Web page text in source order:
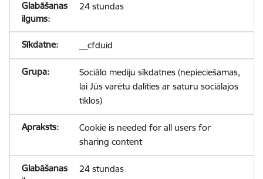
24 stundas
__cfduid
Sociālo mediju sīkdatnes (nepieciešamas,
lai Jūs varētu dalīties ar saturu sociālajos
tīklos)
Cookie is needed for all users for
sharing content
24 stundas